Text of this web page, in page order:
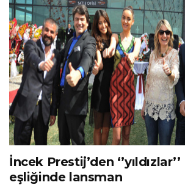
İncek Prestij’den ‘’yıldızlar’’
eşliğinde lansman